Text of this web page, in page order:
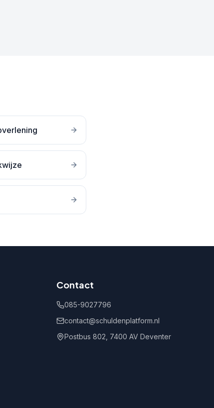
Contact
085-9027796
contact@schuldenplatform.nl
Postbus 802, 7400 AV Deventer